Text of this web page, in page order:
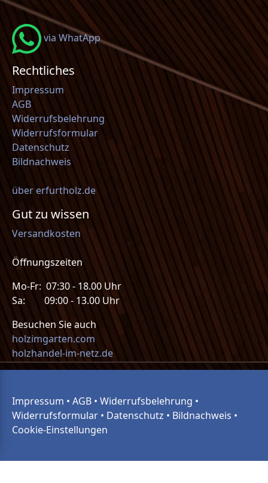
via WhatApp
Rechtliches
Impressum
AGB
Widerrufsbelehrung
Widerrufsformular
Datenschutz
Bildnachweis
über erfurtholz.de
Gut zu wissen
Versandkosten
Öffnungszeiten
Mo-Fr: 07:30 - 18.00 Uhr
Sa: 09:00 - 13.00 Uhr
Besuchen Sie auch
holzimgarten.com
holzhandel-im-netz.de
Impressum • AGB • Widerrufsbelehrung •
Widerrufsformular • Datenschutz • Bildnachweis •
Cookie-Einstellungen